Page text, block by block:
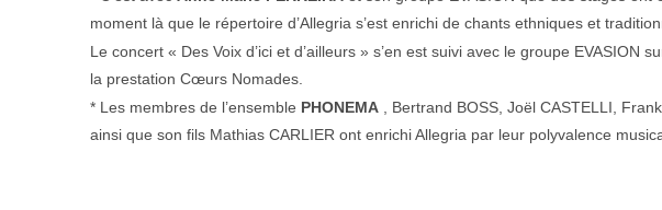
moment là que le répertoire d’Allegria s’est enrichi de chants ethniques et
Le concert « Des Voix d’ici et d’ailleurs » s’en est suivi avec le groupe EVASION
la prestation Cœurs Nomades.
* Les membres de l’ensemble PHONEMA , Bertrand BOSS, Joël CASTELLI,
ainsi que son fils Mathias CARLIER ont enrichi Allegria par leur polyvalence